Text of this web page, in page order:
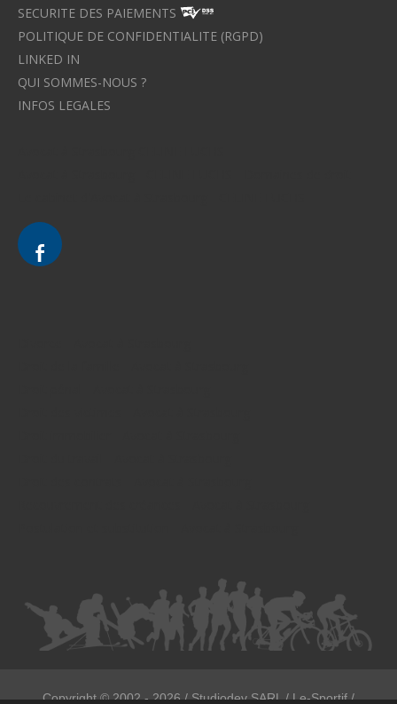
SECURITE DES PAIEMENTS
POLITIQUE DE CONFIDENTIALITE (RGPD)
LINKED IN
QUI SOMMES-NOUS ?
INFOS LEGALES
Copyright ©2002 - 2026/ Studiodev SARL / Le-Sportif /